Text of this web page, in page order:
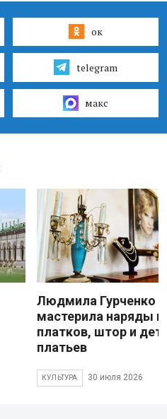
ок
telegram
макс
Людмила Гурченко
мастерила наряды
платков, штор и
платьев
КУЛЬТУРА 30 июля 2026